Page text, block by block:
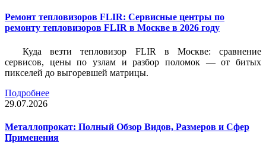
Ремонт тепловизоров FLIR: Сервисные центры по
ремонту тепловизоров FLIR в Москве в 2026 году
Куда везти тепловизор FLIR в Москве: сравнение
сервисов, цены по узлам и разбор поломок — от битых
пикселей до выгоревшей матрицы.
Подробнее
29.07.2026
Металлопрокат: Полный Обзор Видов, Размеров и Сфер
Применения